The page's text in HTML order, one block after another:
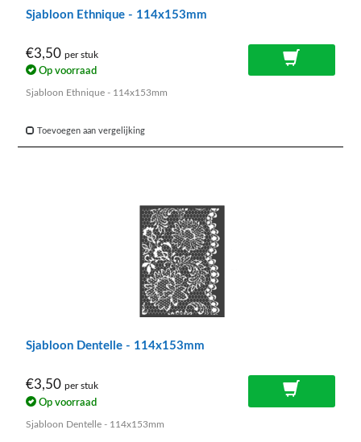
Sjabloon Ethnique - 114x153mm
€3,50 per stuk
Op voorraad
Sjabloon Ethnique - 114x153mm
Toevoegen aan vergelijking
Sjabloon Dentelle - 114x153mm
€3,50 per stuk
Op voorraad
Sjabloon Dentelle - 114x153mm